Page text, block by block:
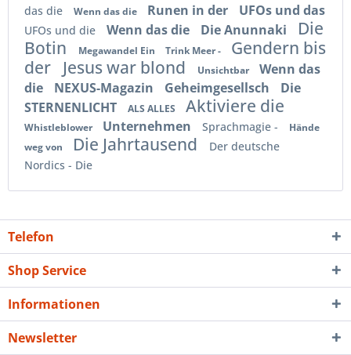
das die
Wenn das die Runen in der UFOs und das
UFOs und die Wenn das die Die Anunnaki
Die
Botin
Megawandel Ein Trink Meer -
Gendern bis
der
Jesus war blond Unsichtbar
Wenn das
die
NEXUS-Magazin Geheimgesellsch
Die
STERNENLICHT
ALS ALLES Aktiviere die
Whistleblower Unternehmen Sprachmagie -
Hände
weg von
Die Jahrtausend
Der deutsche
Nordics - Die
Telefon
Shop Service
Informationen
Newsletter